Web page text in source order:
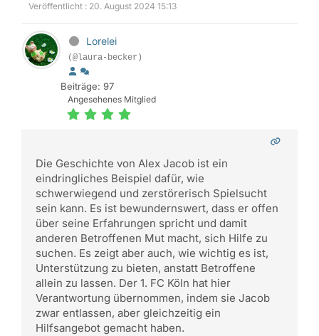
Veröffentlicht : 20. August 2024 15:13
Lorelei
(@laura-becker)
Beiträge: 97
Angesehenes Mitglied
Die Geschichte von Alex Jacob ist ein
eindringliches Beispiel dafür, wie
schwerwiegend und zerstörerisch Spielsucht
sein kann. Es ist bewundernswert, dass er offen
über seine Erfahrungen spricht und damit
anderen Betroffenen Mut macht, sich Hilfe zu
suchen. Es zeigt aber auch, wie wichtig es ist,
Unterstützung zu bieten, anstatt Betroffene
allein zu lassen. Der 1. FC Köln hat hier
Verantwortung übernommen, indem sie Jacob
zwar entlassen, aber gleichzeitig ein
Hilfsangebot gemacht haben.